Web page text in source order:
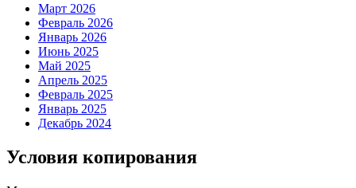
Март 2026
Февраль 2026
Январь 2026
Июнь 2025
Май 2025
Апрель 2025
Февраль 2025
Январь 2025
Декабрь 2024
Условия копирования